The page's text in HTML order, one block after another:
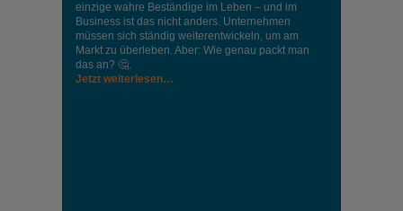
einzige wahre Beständige im Leben – und im
Business ist das nicht anders. Unternehmen
müssen sich ständig weiterentwickeln, um am
Markt zu überleben. Aber: Wie genau packt man
das an? 🤔.
Jetzt weiterlesen…